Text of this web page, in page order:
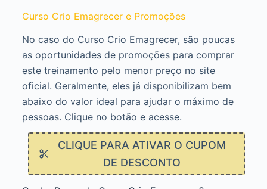
Curso Crio Emagrecer e Promoções
No caso do Curso Crio Emagrecer, são poucas
as oportunidades de promoções para comprar
este treinamento pelo menor preço no site
oficial. Geralmente, eles já disponibilizam bem
abaixo do valor ideal para ajudar o máximo de
pessoas. Clique no botão e acesse.
CLIQUE PARA ATIVAR O CUPOM
DE DESCONTO